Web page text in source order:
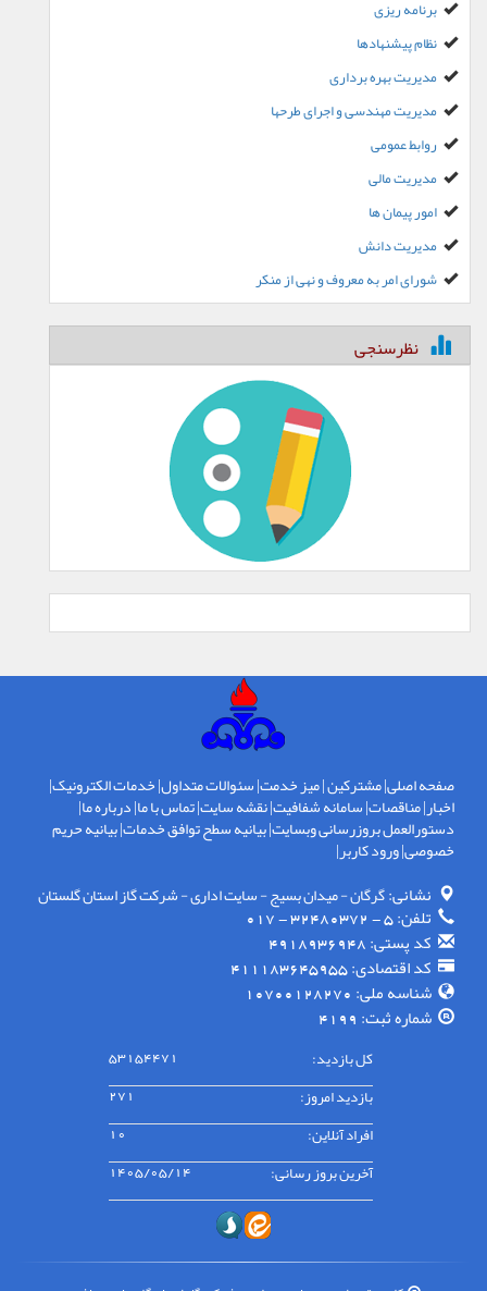
برنامه ریزی
نظام پیشنهادها
مدیریت بهره برداری
مدیریت مهندسی و اجرای طرحها
روابط عمومی
مدیریت مالی
امور پیمان ها
مدیریت دانش
شورای امر به معروف و نهی از منکر
نظرسنجی
صفحه اصلی|مشترکین|میز خدمت|سئوالات متداول|خدمات الکترونیک|
اخبار|مناقصات|سامانه شفافیت|نقشه سایت|تماس با ما|درباره ما|
دستورالعمل بروزرسانی وبسایت|بیانیه سطح توافق خدمات|بیانیه حریم
خصوصی|ورود کاربر|
نشانی:گرگان - ميدان بسيج - سايت اداری - شركت گاز استان گلستان
تلفن: 5 - 32480372 - 017
کد پستی: 4918936948
کد اقتصادی: 411183645955
شناسه ملی: 10700128270
شماره ثبت: 4199
کل بازدید: 53154471
بازدید امروز: 271
افراد آنلاین: 10
آخرین بروز رسانی: 1405/05/14